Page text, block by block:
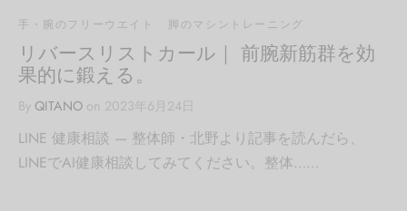
手・腕のフリーウエイト 脚のマシントレーニング
リバースリストカール｜ 前腕新筋群を効
果的に鍛える。
By QITANO on 2023年6月24日
LINE 健康相談 — 整体師・北野より記事を読んだら、
LINEでAI健康相談してみてください。整体……